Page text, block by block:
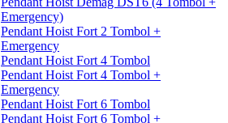
Emergency)
Pendant Hoist Fort 2 Tombol +
Emergency
Pendant Hoist Fort 4 Tombol
Pendant Hoist Fort 4 Tombol +
Emergency
Pendant Hoist Fort 6 Tombol
Pendant Hoist Fort 6 Tombol +